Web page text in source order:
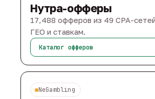
Нутра-офферы
17,488 офферов из 49 CPA-
ГЕО и ставкам.
Каталог офферов
NeGambling